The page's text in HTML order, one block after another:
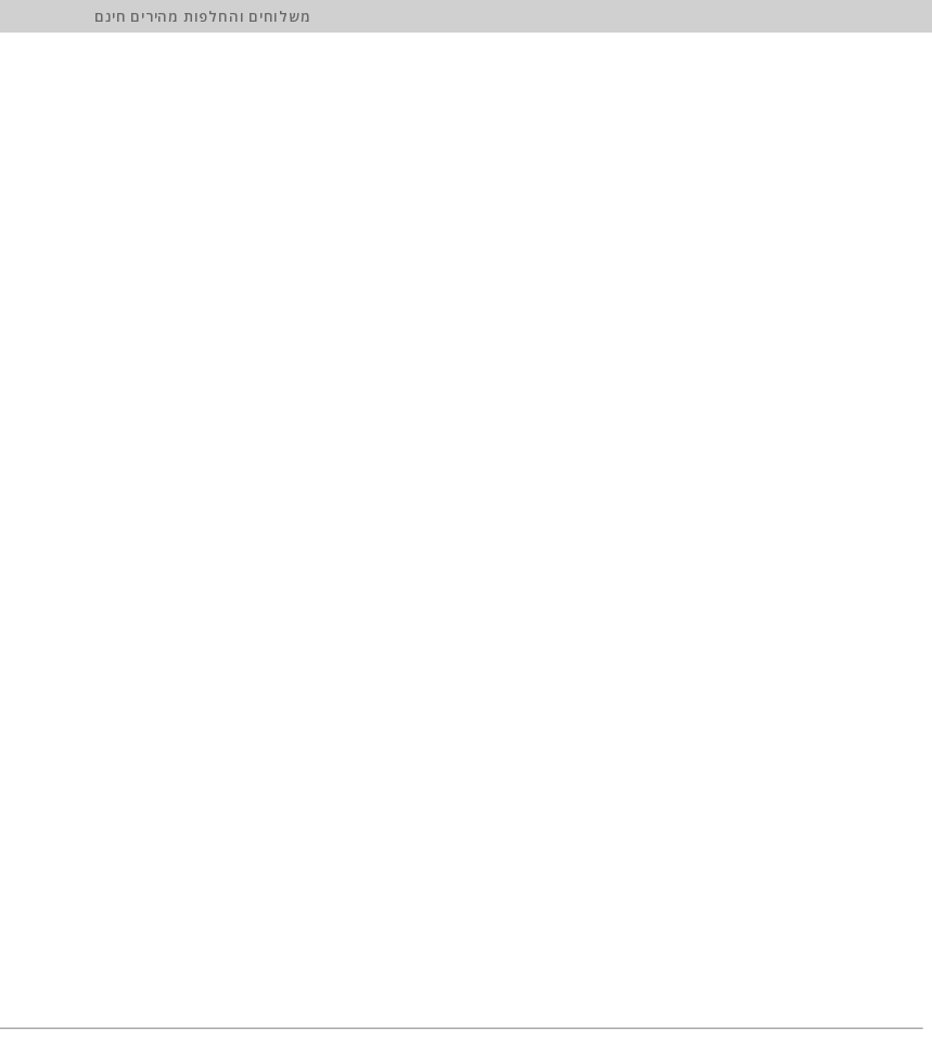
משלוחים והחלפות מהירים חינם